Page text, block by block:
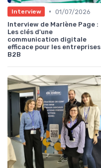
Interview • 01/07/2026
Interview de Marlène Page :
Les clés d'une
communication digitale
efficace pour les entreprises
B2B